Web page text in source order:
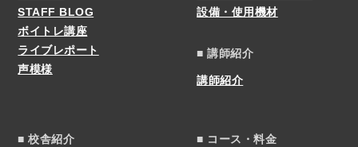
STAFF BLOG
ボイトレ講座
ライブレポート
声模様
設備・使用機材
■ 講師紹介
講師紹介
■ 校舎紹介 ■ コース・料金